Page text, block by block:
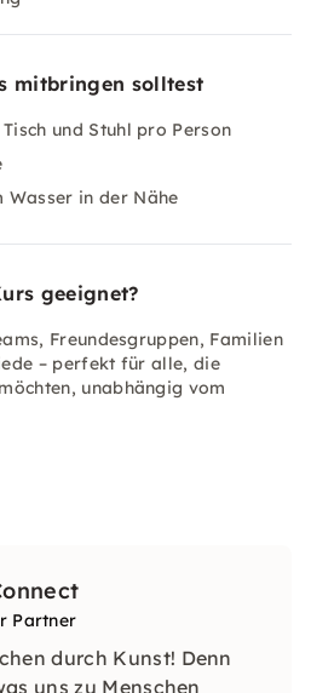
mitbringen solltest
und Stuhl pro Person
Wasser in der Nähe
geeignet?
Freundesgruppen, Familien
– perfekt für alle, die
unabhängig vom
Partner
durch Kunst! Denn
uns zu Menschen